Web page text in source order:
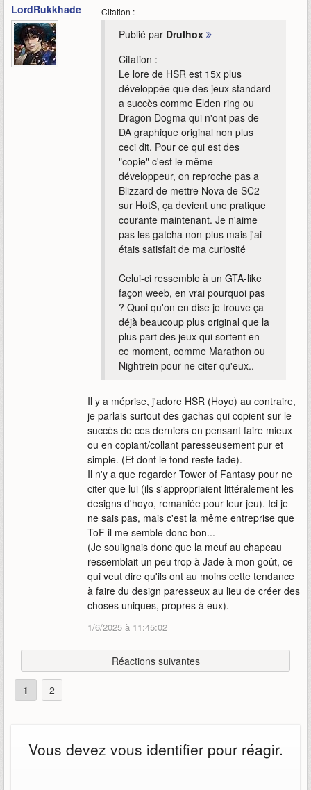
LordRukkhadevata Citation :
Publié par Drulhox
Citation :
Le lore de HSR est 15x plus
développée que des jeux standard
a succès comme Elden ring ou
Dragon Dogma qui n'ont pas de
DA graphique original non plus
ceci dit. Pour ce qui est des
"copie" c'est le même
développeur, on reproche pas a
Blizzard de mettre Nova de SC2
sur HotS, ça devient une pratique
courante maintenant. Je n'aime
pas les gatcha non-plus mais j'ai
étais satisfait de ma curiosité
Celui-ci ressemble à un GTA-like
façon weeb, en vrai pourquoi pas
? Quoi qu'on en dise je trouve ça
déjà beaucoup plus original que la
plus part des jeux qui sortent en
ce moment, comme Marathon ou
Nightrein pour ne citer qu'eux..
Il y a méprise, j'adore HSR (Hoyo) au contraire,
je parlais surtout des gachas qui copient sur le
succès de ces derniers en pensant faire mieux
ou en copiant/collant paresseusement pur et
simple. (Et dont le fond reste fade).
Il n'y a que regarder Tower of Fantasy pour ne
citer que lui (ils s'appropriaient littéralement les
designs d'hoyo, remaniée pour leur jeu). Ici je
ne sais pas, mais c'est la même entreprise que
ToF il me semble donc bon...
(Je soulignais donc que la meuf au chapeau
ressemblait un peu trop à Jade à mon goût, ce
qui veut dire qu'ils ont au moins cette tendance
à faire du design paresseux au lieu de créer des
choses uniques, propres à eux).
1/6/2025 à 11:45:02
Réactions suivantes
1 2
Vous devez vous identifier pour réagir.